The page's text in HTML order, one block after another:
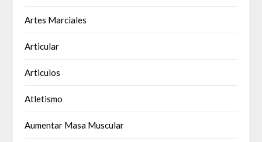
Artes Marciales
Articular
Articulos
Atletismo
Aumentar Masa Muscular